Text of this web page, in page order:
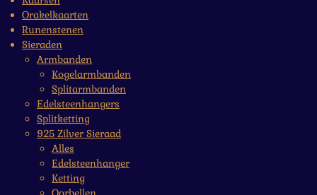
Orakelkaarten
Runenstenen
Sieraden
Armbanden
Kogelarmbanden
Splitarmbanden
Edelsteenhangers
Splitketting
925 Zilver Sieraad
Alles
Edelsteenhanger
Ketting